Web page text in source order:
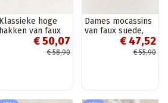
Klassieke hoge
hakken van faux
leer, bordeaux
€ 50,07
€ 58,90
Dames mocassins
van faux suede,
bordeaux Laisie
€ 47,52
€ 55,90